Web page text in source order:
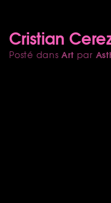
Cristian
Posté dansArt par